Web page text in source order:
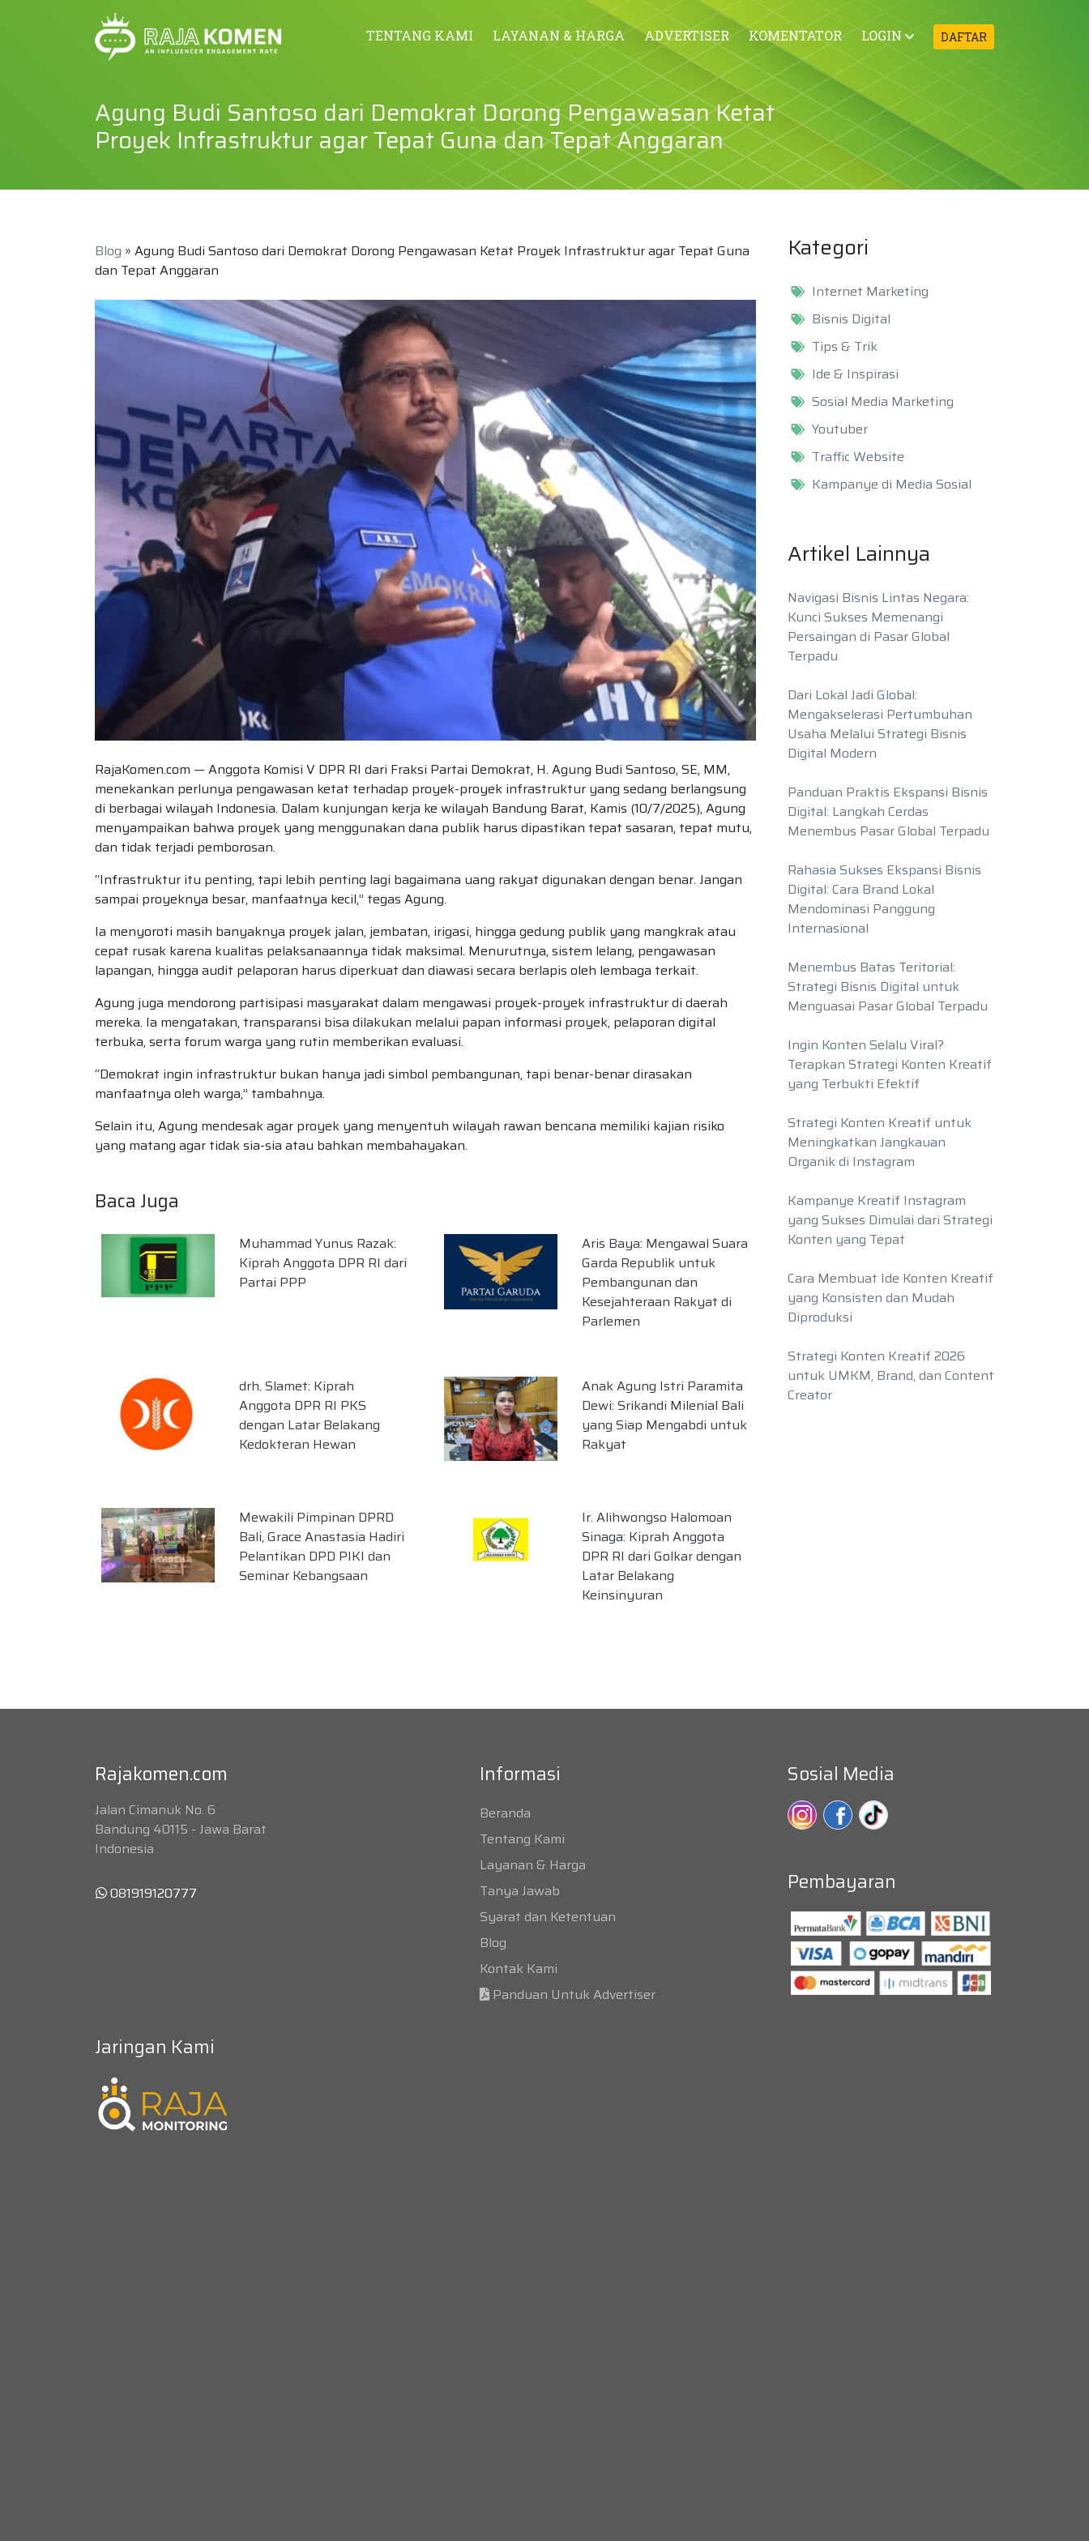
TENTANG KAMI LAYANAN & HARGA ADVERTISER KOMENTATOR LOGIN DAFTAR
Agung Budi Santoso dari Demokrat Dorong Pengawasan Ketat
Proyek Infrastruktur agar Tepat Guna dan Tepat Anggaran
Blog » Agung Budi Santoso dari Demokrat Dorong Pengawasan Ketat Proyek Infrastruktur agar Tepat Guna
dan Tepat Anggaran
RajaKomen.com — Anggota Komisi V DPR RI dari Fraksi Partai Demokrat, H. Agung Budi Santoso, SE, MM,
menekankan perlunya pengawasan ketat terhadap proyek-proyek infrastruktur yang sedang berlangsung
di berbagai wilayah Indonesia. Dalam kunjungan kerja ke wilayah Bandung Barat, Kamis (10/7/2025), Agung
menyampaikan bahwa proyek yang menggunakan dana publik harus dipastikan tepat sasaran, tepat mutu,
dan tidak terjadi pemborosan.
“Infrastruktur itu penting, tapi lebih penting lagi bagaimana uang rakyat digunakan dengan benar. Jangan
sampai proyeknya besar, manfaatnya kecil,” tegas Agung.
Ia menyoroti masih banyaknya proyek jalan, jembatan, irigasi, hingga gedung publik yang mangkrak atau
cepat rusak karena kualitas pelaksanaannya tidak maksimal. Menurutnya, sistem lelang, pengawasan
lapangan, hingga audit pelaporan harus diperkuat dan diawasi secara berlapis oleh lembaga terkait.
Agung juga mendorong partisipasi masyarakat dalam mengawasi proyek-proyek infrastruktur di daerah
mereka. Ia mengatakan, transparansi bisa dilakukan melalui papan informasi proyek, pelaporan digital
terbuka, serta forum warga yang rutin memberikan evaluasi.
“Demokrat ingin infrastruktur bukan hanya jadi simbol pembangunan, tapi benar-benar dirasakan
manfaatnya oleh warga,” tambahnya.
Selain itu, Agung mendesak agar proyek yang menyentuh wilayah rawan bencana memiliki kajian risiko
yang matang agar tidak sia-sia atau bahkan membahayakan.
Baca Juga
Muhammad Yunus Razak:
Kiprah Anggota DPR RI dari
Partai PPP
Aris Baya: Mengawal Suara
Garda Republik untuk
Pembangunan dan
Kesejahteraan Rakyat di
Parlemen
drh. Slamet: Kiprah
Anggota DPR RI PKS
dengan Latar Belakang
Kedokteran Hewan
Anak Agung Istri Paramita
Dewi: Srikandi Milenial Bali
yang Siap Mengabdi untuk
Rakyat
Mewakili Pimpinan DPRD
Bali, Grace Anastasia Hadiri
Pelantikan DPD PIKI dan
Seminar Kebangsaan
Ir. Alihwongso Halomoan
Sinaga: Kiprah Anggota
DPR RI dari Golkar dengan
Latar Belakang
Keinsinyuran
Kategori
Internet Marketing
Bisnis Digital
Tips & Trik
Ide & Inspirasi
Sosial Media Marketing
Youtuber
Traffic Website
Kampanye di Media Sosial
Artikel Lainnya
Navigasi Bisnis Lintas Negara:
Kunci Sukses Memenangi
Persaingan di Pasar Global
Terpadu
Dari Lokal Jadi Global:
Mengakselerasi Pertumbuhan
Usaha Melalui Strategi Bisnis
Digital Modern
Panduan Praktis Ekspansi Bisnis
Digital: Langkah Cerdas
Menembus Pasar Global Terpadu
Rahasia Sukses Ekspansi Bisnis
Digital: Cara Brand Lokal
Mendominasi Panggung
Internasional
Menembus Batas Teritorial:
Strategi Bisnis Digital untuk
Menguasai Pasar Global Terpadu
Ingin Konten Selalu Viral?
Terapkan Strategi Konten Kreatif
yang Terbukti Efektif
Strategi Konten Kreatif untuk
Meningkatkan Jangkauan
Organik di Instagram
Kampanye Kreatif Instagram
yang Sukses Dimulai dari Strategi
Konten yang Tepat
Cara Membuat Ide Konten Kreatif
yang Konsisten dan Mudah
Diproduksi
Strategi Konten Kreatif 2026
untuk UMKM, Brand, dan Content
Creator
Rajakomen.com
Jalan Cimanuk No. 6
Bandung 40115 - Jawa Barat
Indonesia
081919120777
Informasi
Beranda
Tentang Kami
Layanan & Harga
Tanya Jawab
Syarat dan Ketentuan
Blog
Kontak Kami
Panduan Untuk Advertiser
Sosial Media
Pembayaran
Jaringan Kami